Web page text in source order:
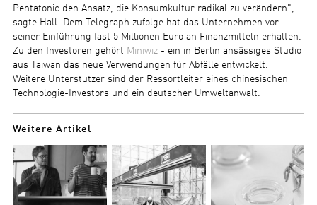
Pentatonic den Ansatz, die Konsumkultur radikal zu verändern",
sagte Hall. Dem Telegraph zufolge hat das Unternehmen vor
seiner Einführung fast 5 Millionen Euro an Finanzmitteln erhalten.
Zu den Investoren gehört Miniwiz- ein in Berlin ansässiges Studio
aus Taiwan das neue Verwendungen für Abfälle entwickelt.
Weitere Unterstützer sind der Ressortleiter eines chinesischen
Technologie-Investors und ein deutscher Umweltanwalt.
Weitere Artikel